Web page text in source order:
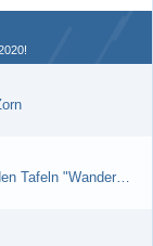
03. Spannende Erzählungen und Berichte an den Tafeln "Wandernetz Wisper Trails"